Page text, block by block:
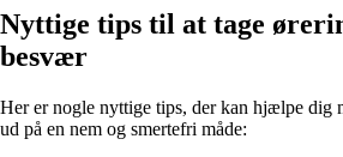
Nyttige tips til at tage
besvær
Her er nogle nyttige tips, der kan hjælpe dig
ud på en nem og smertefri måde: